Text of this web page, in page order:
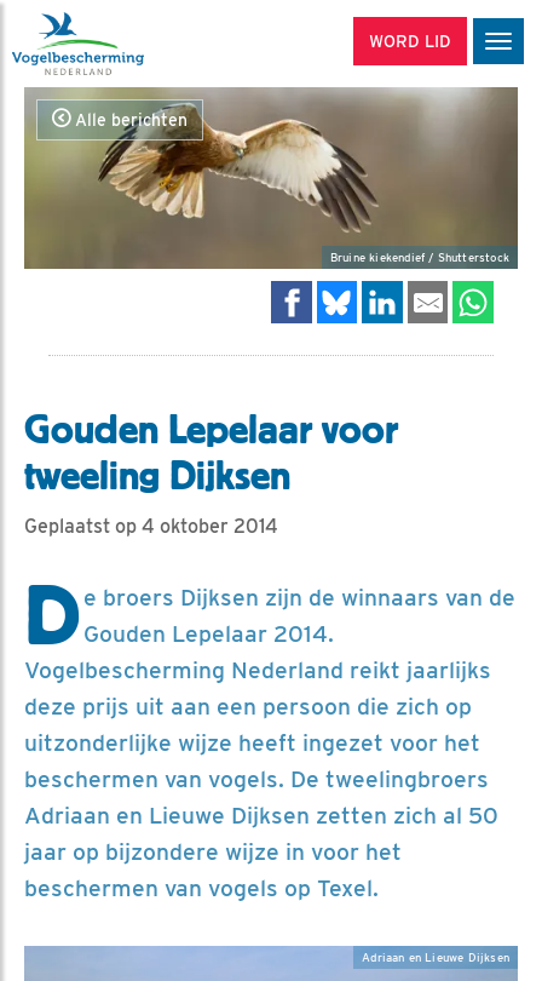
WORD LID
Alle berichten
Bruine kiekendief / Shutterstock
Gouden Lepelaar voor
tweeling Dijksen
Geplaatst op 4 oktober 2014
De broers Dijksen zijn de winnaars van de
Gouden Lepelaar 2014.
Vogelbescherming Nederland reikt jaarlijks
deze prijs uit aan een persoon die zich op
uitzonderlijke wijze heeft ingezet voor het
beschermen van vogels. De tweelingbroers
Adriaan en Lieuwe Dijksen zetten zich al 50
jaar op bijzondere wijze in voor het
beschermen van vogels op Texel.
Adriaan en Lieuwe Dijksen